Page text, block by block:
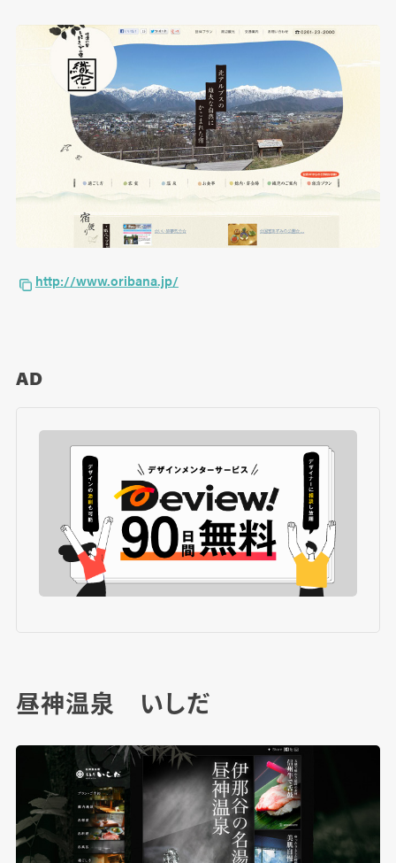
http://www.oribana.jp/
AD
昼神温泉 いしだ